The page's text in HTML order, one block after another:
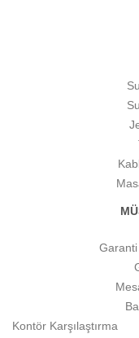
Garanti
Kontör Karşılaştırma